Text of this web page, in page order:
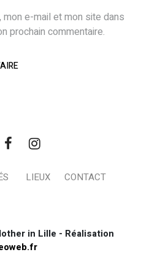
mon e-mail et mon site dans
prochain commentaire.
LIEUX CONTACT
in Lille - Réalisation